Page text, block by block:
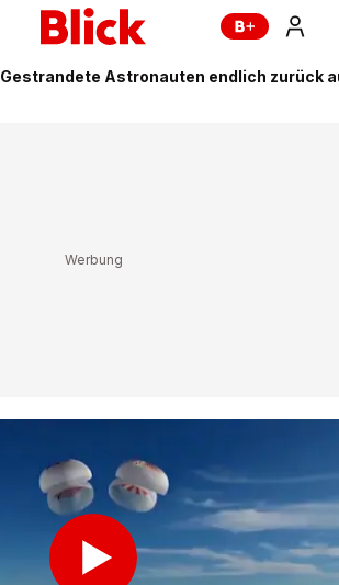
Gestrandete Astronauten endlich zurück